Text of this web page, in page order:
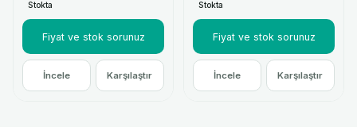
sistemlerle uyumlu yüksek
kazançlı anten çözümüdür.
Kurumsal proje ve teknik destek
için MikroTik Mağaza.
Stokta
Fiyat ve stok sorunuz
İncele Karşılaştır
yüksek kazançlı anten
çözümüdür. Kurumsal proje ve
teknik destek için MikroTik
Mağaza.
Stokta
Fiyat ve stok sorunuz
İncele Karşılaştır